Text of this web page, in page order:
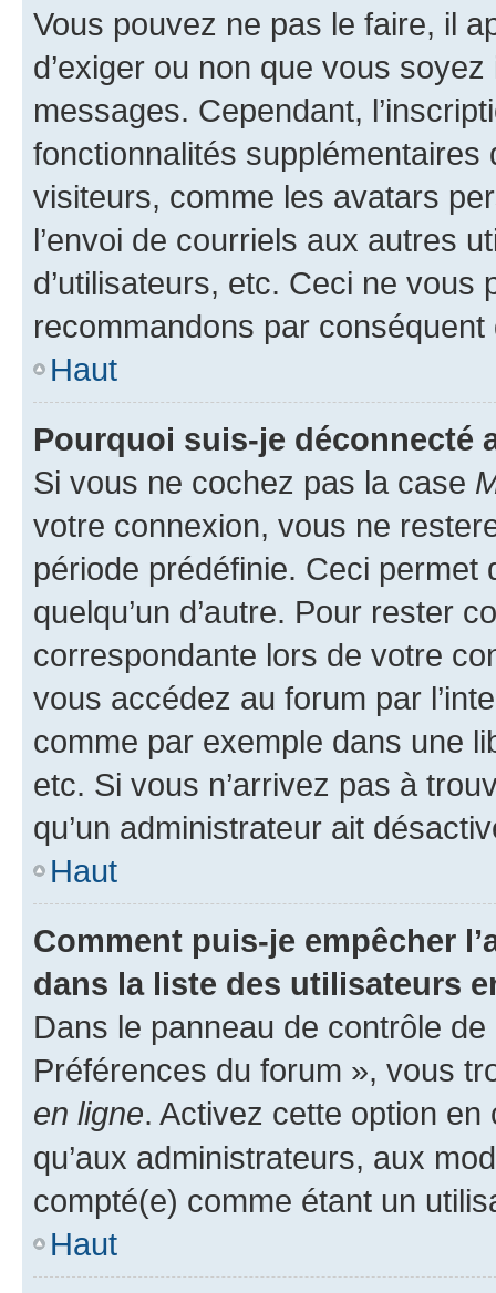
Vous pouvez ne pas le faire, il
d’exiger ou non que vous
messages. Cependant,
fonctionnalités
visiteurs, comme les avatars
l’envoi de courriels aux autres
d’utilisateurs, etc. Ceci ne vous
recommandons par conséquent
Haut
Pourquoi suis-je déconnecté
Si vous ne cochez pas la case
votre connexion, vous ne
période prédéfinie. Ceci permet
quelqu’un d’autre. Pour rester
correspondante lors de votre
vous accédez au forum par
comme par exemple dans une
etc. Si vous n’arrivez pas à
qu’un administrateur ait
Haut
Comment puis-je empêcher
dans la liste des utilisateurs
Dans le panneau de contrôle
Préférences du forum », vous
en ligne. Activez cette option
qu’aux administrateurs, aux
compté(e) comme étant un
Haut